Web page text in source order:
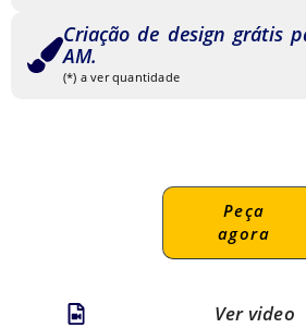
Criação de design grátis
AM.
(*) a ver quantidade
Peça
agora
Ver video